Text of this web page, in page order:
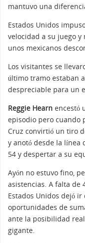
mantuvo una
Estados Unidos
velocidad a su juego
unos mexicanos
Los visitantes se
último tramo estaban
despreciable para un
Reggie Hearn encestó
episodio pero cuando
Cruz convirtió un tiro
y anotó desde la línea
54 y despertar a su
Ayón no estuvo fino,
asistencias. A falta de
Estados Unidos dejó
oportunidades de
ante la posibilidad
gigante.